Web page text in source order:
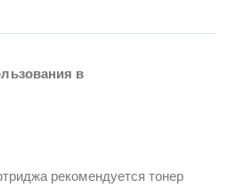
в
рекомендуется тонер